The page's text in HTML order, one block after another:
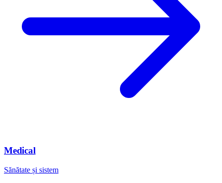
Medical
Sănătate și sistem